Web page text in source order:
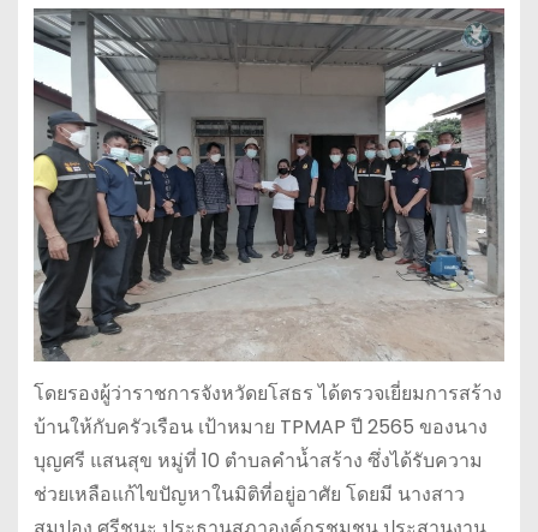
โดยรองผู้ว่าราชการจังหวัดยโสธร ได้ตรวจเยี่ยมการสร้าง
บ้านให้กับครัวเรือน เป้าหมาย TPMAP ปี 2565 ของนาง
บุญศรี แสนสุข หมู่ที่ 10 ตำบลคำน้ำสร้าง ซึ่งได้รับความ
ช่วยเหลือแก้ไขปัญหาในมิติที่อยู่อาศัย โดยมี นางสาว